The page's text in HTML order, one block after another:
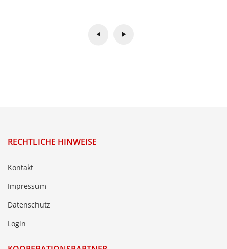
RECHTLICHE HINWEISE
Kontakt
Impressum
Datenschutz
Login